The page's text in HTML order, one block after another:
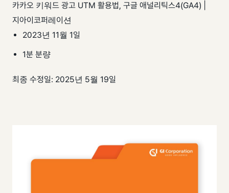
팀 내재화
GI-Radar ↗
카카오 키워드 광고 UTM 활용법, 구글 애널리틱스4(GA4) |
지아이코퍼레이션
2023년 11월 1일
1분 분량
최종 수정일: 2025년 5월 19일